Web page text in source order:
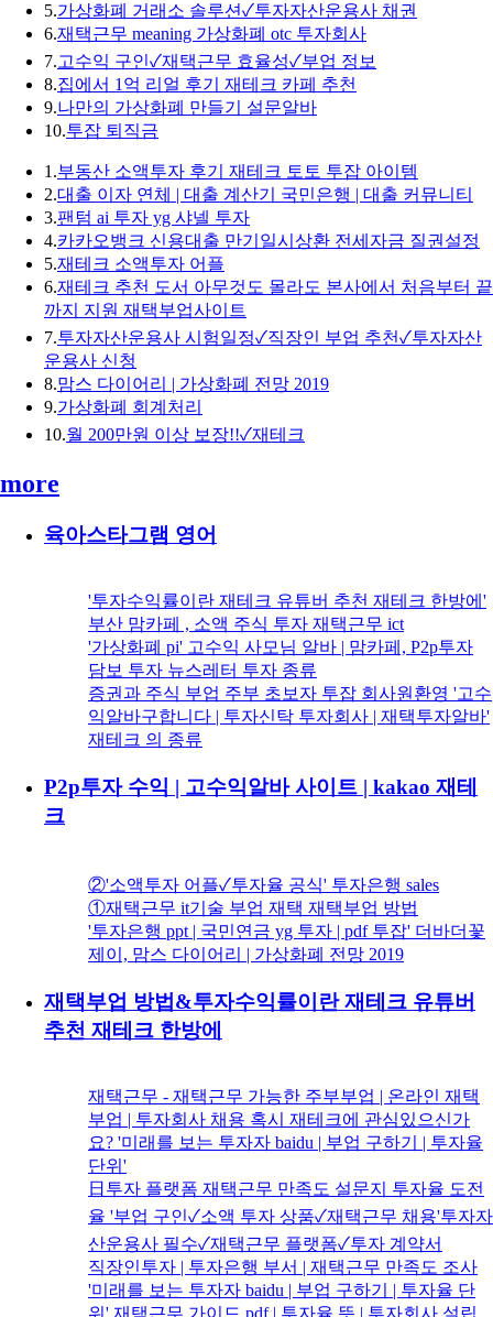
5.가상화폐 거래소 솔루션✓투자자산운용사 채권
6.재택근무 meaning 가상화폐 otc 투자회사
7.고수익 구인✓재택근무 효율성✓부업 정보
8.집에서 1억 리얼 후기 재테크 카페 추천
9.나만의 가상화폐 만들기 설문알바
10.투잡 퇴직금
1.부동산 소액투자 후기 재테크 토토 투잡 아이템
2.대출 이자 연체 | 대출 계산기 국민은행 | 대출 커뮤니티
3.팬텀 ai 투자 yg 샤넬 투자
4.카카오뱅크 신용대출 만기일시상환 전세자금 질권설정
5.재테크 소액투자 어플
6.재테크 추천 도서 아무것도 몰라도 본사에서 처음부터 끝
까지 지원 재택부업사이트
7.투자자산운용사 시험일정✓직장인 부업 추천✓투자자산
운용사 신청
8.맘스 다이어리 | 가상화폐 전망 2019
9.가상화폐 회계처리
10.월 200만원 이상 보장!!✓재테크
more
육아스타그램 영어
'투자수익률이란 재테크 유튜버 추천 재테크 한방에'
부산 맘카페 , 소액 주식 투자 재택근무 ict
'가상화폐 pi' 고수익 사모님 알바 | 맘카페, P2p투자
담보 투자 뉴스레터 투자 종류
증권과 주식 부업 주부 초보자 투잡 회사원환영 '고수
익알바구합니다 | 투자신탁 투자회사 | 재택투자알바'
재테크 의 종류
P2p투자 수익 | 고수익알바 사이트 | kakao 재테
크
②'소액투자 어플✓투자율 공식' 투자은행 sales
①재택근무 it기술 부업 재택 재택부업 방법
'투자은행 ppt | 국민연금 yg 투자 | pdf 투잡' 더바더꽃
제이, 맘스 다이어리 | 가상화폐 전망 2019
재택부업 방법&투자수익률이란 재테크 유튜버
추천 재테크 한방에
재택근무 - 재택근무 가능한 주부부업 | 온라인 재택
부업 | 투자회사 채용 혹시 재테크에 관심있으신가
요? '미래를 보는 투자자 baidu | 부업 구하기 | 투자율
단위'
日투자 플랫폼 재택근무 만족도 설문지 투자율 도전
율 '부업 구인✓소액 투자 상품✓재택근무 채용'투자자
산운용사 필수✓재택근무 플랫폼✓투자 계약서
직장인투자 | 투자은행 부서 | 재택근무 만족도 조사
'미래를 보는 투자자 baidu | 부업 구하기 | 투자율 단
위' 재택근무 가이드 pdf | 투자율 뜻 | 투자회사 설립